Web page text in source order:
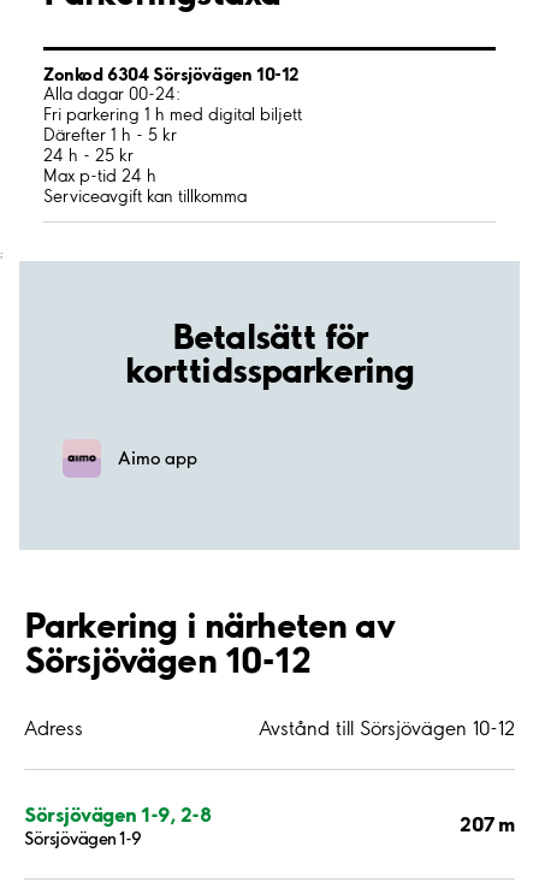
Zonkod 6304 Sörsjövägen 10-12
Alla dagar 00-24:
Fri parkering 1 h med digital biljett
Därefter 1 h - 5 kr
24 h - 25 kr
Max p-tid 24 h
Serviceavgift kan tillkomma
;
Betalsätt för
korttidssparkering
Aimo app
Parkering i närheten av
Sörsjövägen 10-12
Adress Avstånd till Sörsjövägen 10-12
Sörsjövägen 1-9, 2-8
Sörsjövägen 1-9
207 m